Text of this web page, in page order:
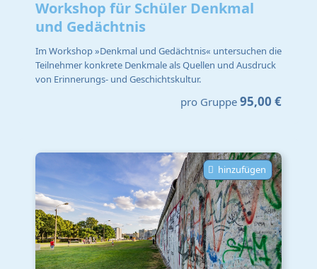
Workshop für Schüler Denkmal
und Gedächtnis
Im Workshop »Denkmal und Gedächtnis« untersuchen die
Teilnehmer konkrete Denkmale als Quellen und Ausdruck
von Erinnerungs- und Geschichtskultur.
pro Gruppe 95,00 €
hinzufügen